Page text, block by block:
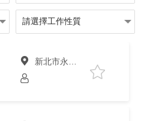
新北市永和區